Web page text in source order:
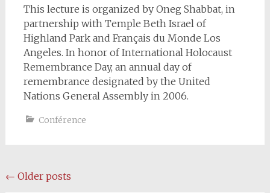
This lecture is organized by Oneg Shabbat, in
partnership with Temple Beth Israel of
Highland Park and Français du Monde Los
Angeles. In honor of International Holocaust
Remembrance Day, an annual day of
remembrance designated by the United
Nations General Assembly in 2006.
Conférence
Posts
← Older posts